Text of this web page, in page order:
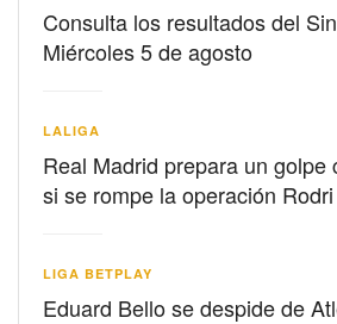
Consulta los resultados del
Miércoles 5 de agosto
LALIGA
Real Madrid prepara un golpe
si se rompe la operación Rodri
LIGA BETPLAY
Eduard Bello se despide de